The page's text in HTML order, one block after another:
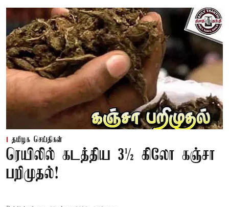
தமிழக செய்திகள்
ரெயிலில் கடத்திய 3½ கிலோ கஞ்சா
பறிமுதல்!